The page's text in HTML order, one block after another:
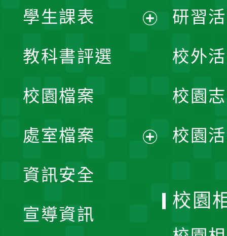
學生課表
單
教科書評選
校園檔案
處室檔案
資訊安全
宣導資訊
研習
校外
校園
校園
校園